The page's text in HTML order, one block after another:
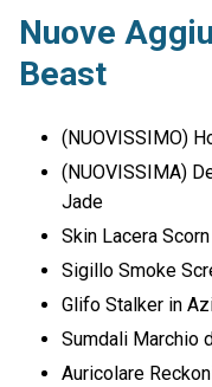
Nuove
Beast
(NUOVISSIMO)
(NUOVISSIMA)
Jade
Skin Lacera Scorn
Sigillo Smoke
Glifo Stalker in
Sumdali Marchio
Auricolare